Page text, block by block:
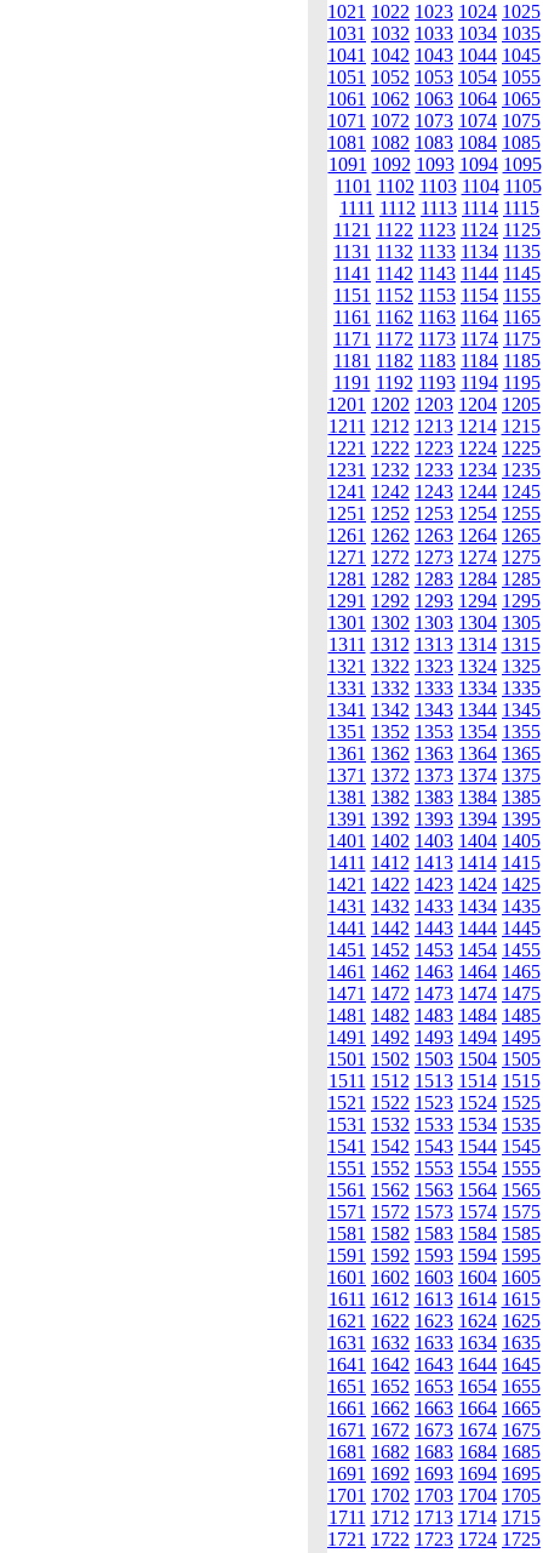
1021 1022 1023 1024 1025
1031 1032 1033 1034 1035
1041 1042 1043 1044 1045
1051 1052 1053 1054 1055
1061 1062 1063 1064 1065
1071 1072 1073 1074 1075
1081 1082 1083 1084 1085
1091 1092 1093 1094 1095
1101 1102 1103 1104 1105
1111 1112 1113 1114 1115
1121 1122 1123 1124 1125
1131 1132 1133 1134 1135
1141 1142 1143 1144 1145
1151 1152 1153 1154 1155
1161 1162 1163 1164 1165
1171 1172 1173 1174 1175
1181 1182 1183 1184 1185
1191 1192 1193 1194 1195
1201 1202 1203 1204 1205
1211 1212 1213 1214 1215
1221 1222 1223 1224 1225
1231 1232 1233 1234 1235
1241 1242 1243 1244 1245
1251 1252 1253 1254 1255
1261 1262 1263 1264 1265
1271 1272 1273 1274 1275
1281 1282 1283 1284 1285
1291 1292 1293 1294 1295
1301 1302 1303 1304 1305
1311 1312 1313 1314 1315
1321 1322 1323 1324 1325
1331 1332 1333 1334 1335
1341 1342 1343 1344 1345
1351 1352 1353 1354 1355
1361 1362 1363 1364 1365
1371 1372 1373 1374 1375
1381 1382 1383 1384 1385
1391 1392 1393 1394 1395
1401 1402 1403 1404 1405
1411 1412 1413 1414 1415
1421 1422 1423 1424 1425
1431 1432 1433 1434 1435
1441 1442 1443 1444 1445
1451 1452 1453 1454 1455
1461 1462 1463 1464 1465
1471 1472 1473 1474 1475
1481 1482 1483 1484 1485
1491 1492 1493 1494 1495
1501 1502 1503 1504 1505
1511 1512 1513 1514 1515
1521 1522 1523 1524 1525
1531 1532 1533 1534 1535
1541 1542 1543 1544 1545
1551 1552 1553 1554 1555
1561 1562 1563 1564 1565
1571 1572 1573 1574 1575
1581 1582 1583 1584 1585
1591 1592 1593 1594 1595
1601 1602 1603 1604 1605
1611 1612 1613 1614 1615
1621 1622 1623 1624 1625
1631 1632 1633 1634 1635
1641 1642 1643 1644 1645
1651 1652 1653 1654 1655
1661 1662 1663 1664 1665
1671 1672 1673 1674 1675
1681 1682 1683 1684 1685
1691 1692 1693 1694 1695
1701 1702 1703 1704 1705
1711 1712 1713 1714 1715
1721 1722 1723 1724 1725